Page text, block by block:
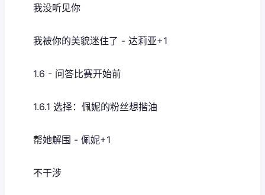
我没听见你
我被你的美貌迷住了 - 达莉亚+1
1.6 - 问答比赛开始前
1.6.1 选择：佩妮的粉丝想揩油
帮她解围 - 佩妮+1
不干涉